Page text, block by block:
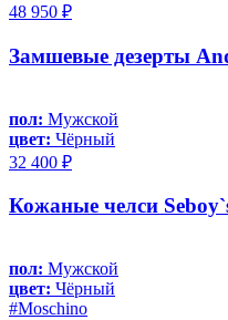
48 950 ₽
Замшевые дезерты
пол: Мужской
цвет: Чёрный
32 400 ₽
Кожаные челси
пол: Мужской
цвет: Чёрный
#Moschino